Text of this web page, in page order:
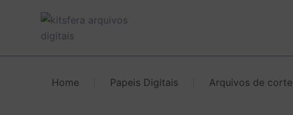
conteúdo
Home Papeis Digitais Arquivos de corte